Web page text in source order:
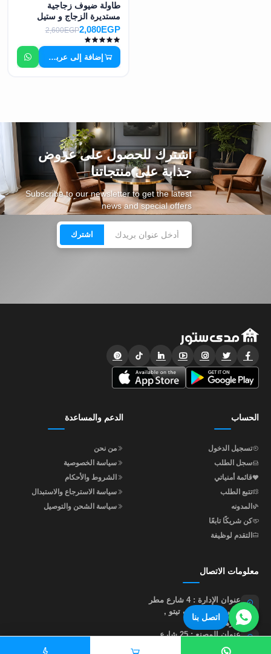
اتصل بنا
طاولة ضيوف زجاجية
مستديرة الزجاج و ستيل
معدن دهان الكتروستاتيك
MS-7363
2,080EGP
2,600EGP
إضافة إلى عربة التسوق
اشترك للحصول على عروض
جذابة على منتجاتنا
Subscribe to our newsletter to get the latest
news and special offers
اشترك
الحساب
تسجيل الدخول
سجل الطلب
قائمة أمنياتي
تتبع الطلب
المدونه
كن شريكًا تابعًا
التقدم لوظيفة
الدعم والمساعدة
من نحن
سياسة الخصوصية
الشروط والأحكام
سياسة الاسترجاع والاستبدال
سياسة الشحن والتوصيل
معلومات الاتصال
عنوان الإدارة : 4 شارع مطر
متفرع من جوزيف تيتو ,
النزهة , القاهرة
عنوان المصنع : 25 شارع
إبراهيم أبو النجا , متفرع من